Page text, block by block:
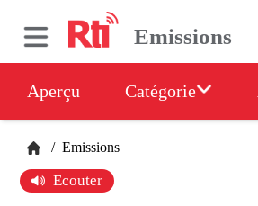
Emissions
Aperçu Catégorie
/ Emissions
Ecouter